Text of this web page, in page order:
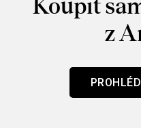
Koupit
z